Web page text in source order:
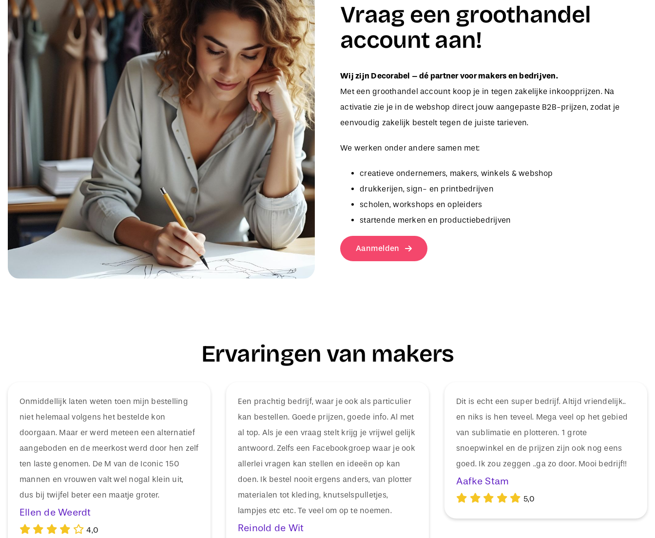
Vraag een groothandel
account aan!
Wij zijn Decorabel – dé partner voor makers en bedrijven.
Met een groothandel account koop je in tegen zakelijke inkoopprijzen. Na
activatie zie je in de webshop direct jouw aangepaste B2B-prijzen, zodat je
eenvoudig zakelijk bestelt tegen de juiste tarieven.
We werken onder andere samen met:
creatieve ondernemers, makers, winkels & webshop
drukkerijen, sign- en printbedrijven
scholen, workshops en opleiders
startende merken en productiebedrijven
Aanmelden
Ervaringen van makers
Onmiddellijk laten weten toen mijn bestelling
niet helemaal volgens het bestelde kon
doorgaan. Maar er werd meteen een alternatief
aangeboden en de meerkost werd door hen zelf
ten laste genomen. De M van de Iconic 150
mannen en vrouwen valt wel nogal klein uit,
dus bij twijfel beter een maatje groter.
Ellen de Weerdt
4,0
Een prachtig bedrijf, waar je ook als particulier
kan bestellen. Goede prijzen, goede info. Al met
al top. Als je een vraag stelt krijg je vrijwel gelijk
antwoord. Zelfs een Facebookgroep waar je ook
allerlei vragen kan stellen en ideeën op kan
doen. Ik bestel nooit ergens anders, van plotter
materialen tot kleding, knutselspulletjes,
lampjes etc etc. Te veel om op te noemen.
Reinold de Wit
Dit is echt een super bedrijf. Altijd vriendelijk..
en niks is hen teveel. Mega veel op het gebied
van sublimatie en plotteren. 1 grote
snoepwinkel en de prijzen zijn ook nog eens
goed. Ik zou zeggen ..ga zo door. Mooi bedrijf!!
Aafke Stam
5,0